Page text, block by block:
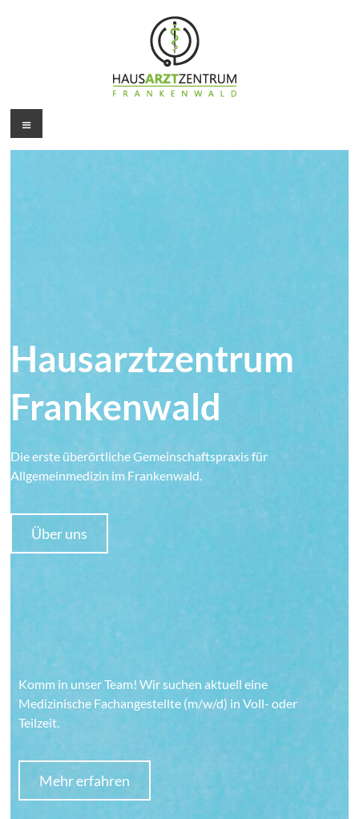
Hausarztzentrum
Frankenwald
Die erste überörtliche Gemeinschaftspraxis für
Allgemeinmedizin im Frankenwald.
Über uns
Frankenwald​
Komm in unser Team! Wir suchen aktuell eine
Medizinische Fachangestellte (m/w/d) in Voll- oder
Teilzeit.
Mehr erfahren